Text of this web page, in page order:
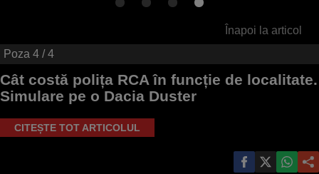
Înapoi la articol
Poza 4 / 4
Cât costă polița RCA în funcție de localitate.
Simulare pe o Dacia Duster
CITEȘTE TOT ARTICOLUL